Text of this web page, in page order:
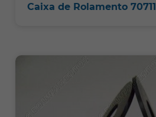
Caixa de Rolamento 70711